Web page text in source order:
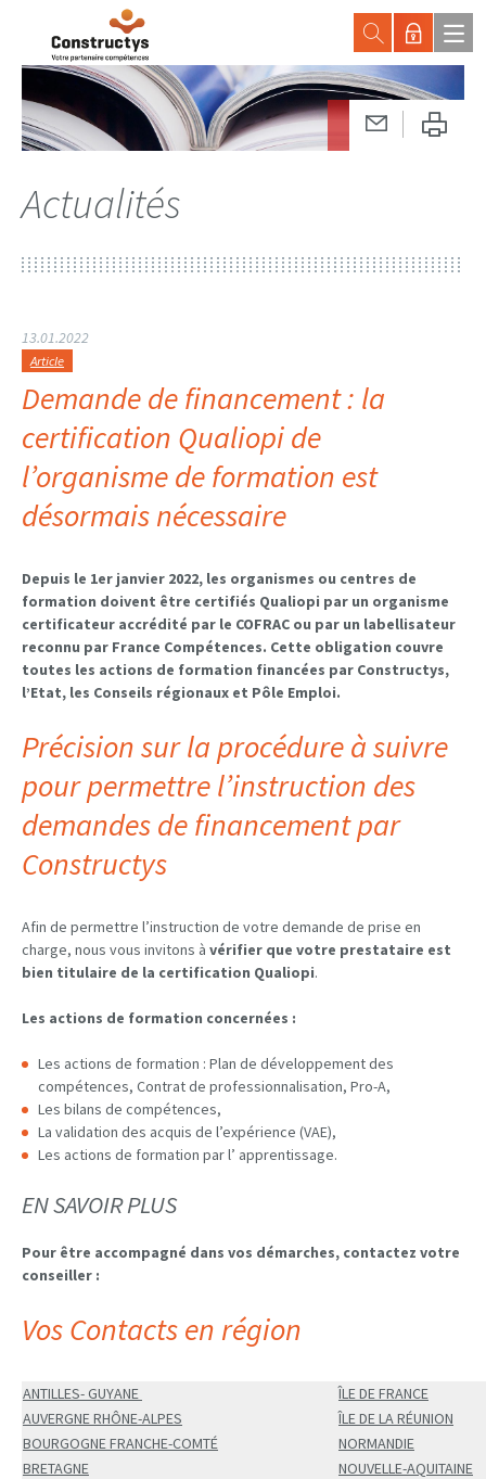
Actualités
13.01.2022
Article
Demande de financement : la
certification Qualiopi de
l’organisme de formation est
désormais nécessaire
Depuis le 1er janvier 2022, les organismes ou centres de
formation doivent être certifiés Qualiopi par un organisme
certificateur accrédité par le COFRAC ou par un labellisateur
reconnu par France Compétences. Cette obligation couvre
toutes les actions de formation financées par Constructys,
l’Etat, les Conseils régionaux et Pôle Emploi.
Précision sur la procédure à suivre
pour permettre l’instruction des
demandes de financement par
Constructys
Afin de permettre l’instruction de votre demande de prise en
charge, nous vous invitons à vérifier que votre prestataire est
bien titulaire de la certification Qualiopi.
Les actions de formation concernées :
Les actions de formation : Plan de développement des
compétences, Contrat de professionnalisation, Pro-A,
Les bilans de compétences,
La validation des acquis de l’expérience (VAE),
Les actions de formation par l’ apprentissage.
EN SAVOIR PLUS
Pour être accompagné dans vos démarches, contactez votre
conseiller :
Vos Contacts en région
ANTILLES- GUYANE
ÎLE DE FRANCE
AUVERGNE RHÔNE-ALPES
ÎLE DE LA RÉUNION
BOURGOGNE FRANCHE-COMTÉ
NORMANDIE
BRETAGNE
NOUVELLE-AQUITAINE